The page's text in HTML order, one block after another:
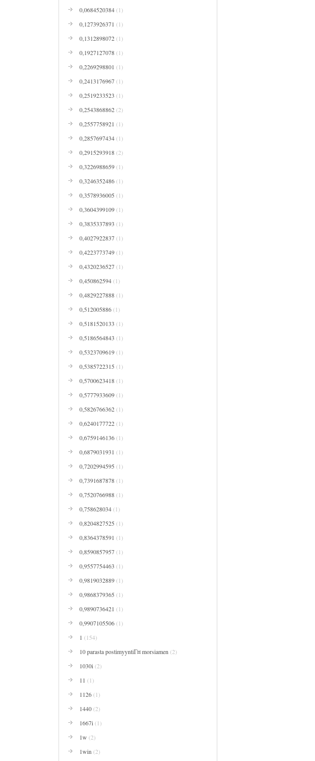
0,0684520384(1)
0,1273926371 (1)
0,1312898072(1)
0,1927127078(1)
0,2269298801 (1)
0,2413176967(1)
0,2519233523 (1)
0,2543868862(2)
0,2557758921 (1)
0,2857697434(1)
0,2915293918(2)
0,3226988659(1)
0,3246352486(1)
0,3578936005 (1)
0,3604399109(1)
0,3835337893 (1)
0,4027922837(1)
0,4223773749(1)
0,4320236527(1)
0,450862594(1)
0,4829227888(1)
0,512005886(1)
0,5181520133 (1)
0,5186564843 (1)
0,5323709619(1)
0,5385722315 (1)
0,5700623418(1)
0,5777933609(1)
0,5826766362(1)
0,6240177722(1)
0,6759146136(1)
0,6879031931 (1)
0,7202994595 (1)
0,7391687878(1)
0,7520766988(1)
0,758628034(1)
0,8204827525 (1)
0,8364378591 (1)
0,8590857957(1)
0,9557754463 (1)
0,9819032889(1)
0,9868379365 (1)
0,9890736421 (1)
0,9907105506(1)
1 (154)
10 parasta postimyyntiГ¤ morsiamen (2)
1030i(2)
11 (1)
1126(1)
1440(2)
1667i(1)
1w (2)
1win (2)